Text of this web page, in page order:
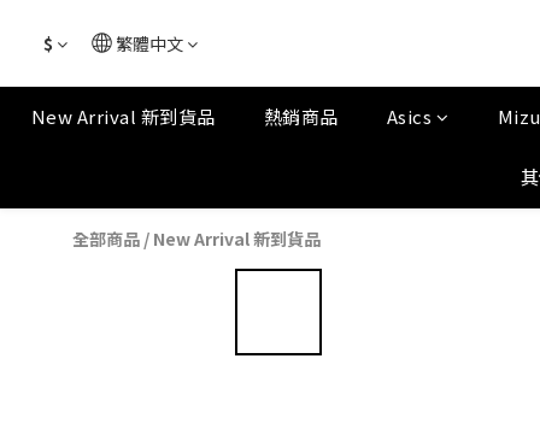
$ 繁體中文
New Arrival 新到貨品 熱銷商品 Asics
全部商品 / New Arrival 新到貨品